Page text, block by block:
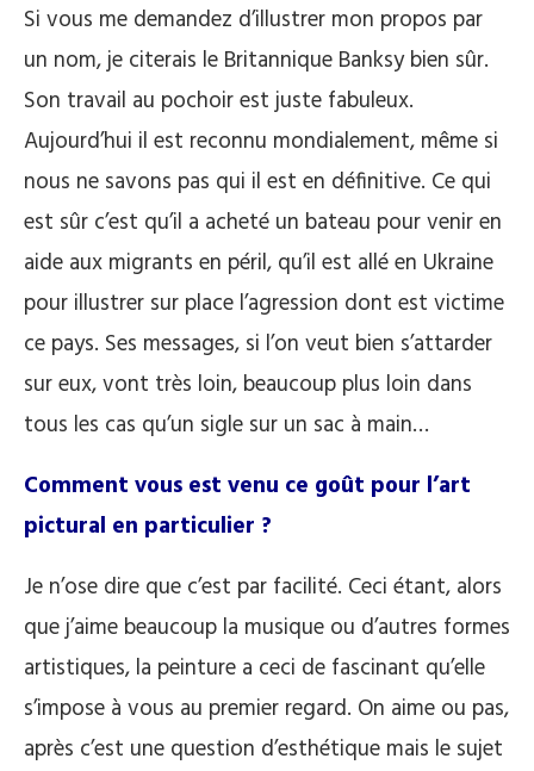
Si vous me demandez d’illustrer mon propos par
un nom, je citerais le Britannique Banksy bien sûr.
Son travail au pochoir est juste fabuleux.
Aujourd’hui il est reconnu mondialement, même si
nous ne savons pas qui il est en définitive. Ce qui
est sûr c’est qu’il a acheté un bateau pour venir en
aide aux migrants en péril, qu’il est allé en Ukraine
pour illustrer sur place l’agression dont est victime
ce pays. Ses messages, si l’on veut bien s’attarder
sur eux, vont très loin, beaucoup plus loin dans
tous les cas qu’un sigle sur un sac à main…
Comment vous est venu ce goût pour l’art
pictural en particulier ?
Je n’ose dire que c’est par facilité. Ceci étant, alors
que j’aime beaucoup la musique ou d’autres formes
artistiques, la peinture a ceci de fascinant qu’elle
s’impose à vous au premier regard. On aime ou pas,
après c’est une question d’esthétique mais le sujet